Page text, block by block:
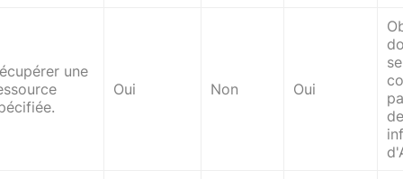
une
Oui Non Oui